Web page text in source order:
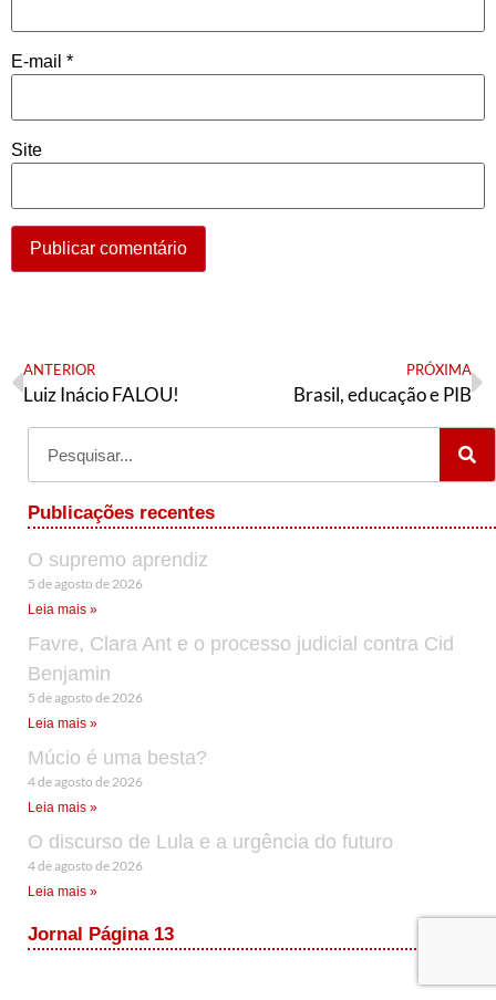
E-mail *
Site
ANTERIOR
Luiz Inácio FALOU!
PRÓXIMA
Brasil, educação e PIB
Publicações recentes
O supremo aprendiz
5 de agosto de 2026
Leia mais »
Favre, Clara Ant e o processo judicial contra Cid
Benjamin
5 de agosto de 2026
Leia mais »
Múcio é uma besta?
4 de agosto de 2026
Leia mais »
O discurso de Lula e a urgência do futuro
4 de agosto de 2026
Leia mais »
Jornal Página 13